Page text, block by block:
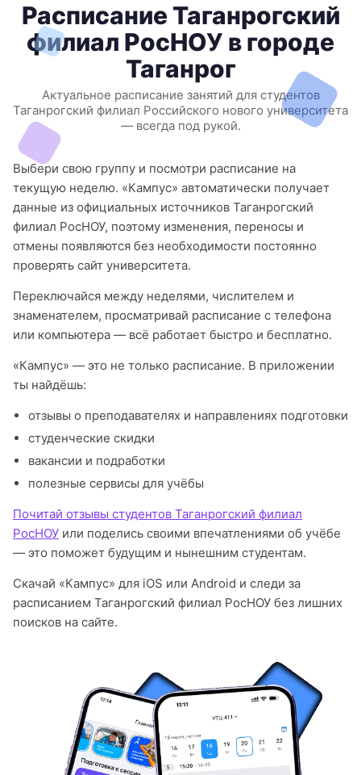
Расписание Таганрогский
филиал РосНОУ в городе
Таганрог
Актуальное расписание занятий для студентов
Таганрогский филиал Российского нового университета
— всегда под рукой.
Выбери свою группу и посмотри расписание на
текущую неделю. «Кампус» автоматически получает
данные из официальных источников Таганрогский
филиал РосНОУ, поэтому изменения, переносы и
отмены появляются без необходимости постоянно
проверять сайт университета.
Переключайся между неделями, числителем и
знаменателем, просматривай расписание с телефона
или компьютера — всё работает быстро и бесплатно.
«Кампус» — это не только расписание. В приложении
ты найдёшь:
отзывы о преподавателях и направлениях подготовки
студенческие скидки
вакансии и подработки
полезные сервисы для учёбы
Почитай отзывы студентов Таганрогский филиал
РосНОУ или поделись своими впечатлениями об учёбе
— это поможет будущим и нынешним студентам.
Скачай «Кампус» для iOS или Android и следи за
расписанием Таганрогский филиал РосНОУ без лишних
поисков на сайте.